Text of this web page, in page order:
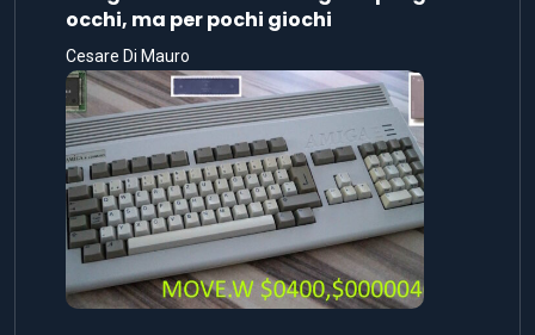
occhi, ma per pochi giochi
Cesare Di Mauro